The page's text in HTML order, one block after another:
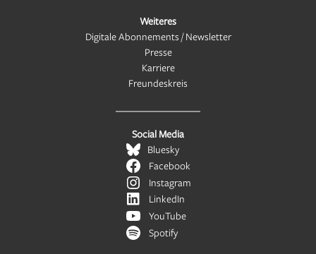
Weiteres
Digitale Abonnements / Newsletter
Presse
Karriere
Freundeskreis
Social Media
Bluesky
Facebook
Instagram
LinkedIn
YouTube
Spotify